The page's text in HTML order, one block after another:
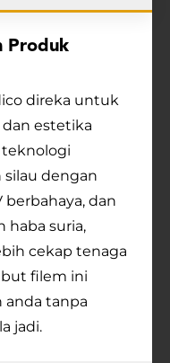
Produk
direka untuk
estetika
teknologi
dengan
berbahaya, dan
haba suria,
cekap tenaga
filem ini
tanpa
jadi.